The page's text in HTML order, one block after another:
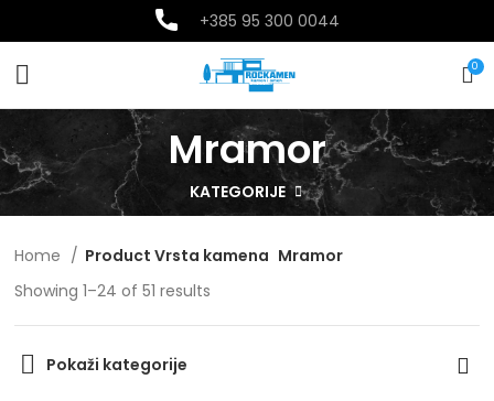
+385 95 300 0044
0
Mramor
KATEGORIJE
Home Product Vrsta kamena Mramor
Showing 1–24 of 51 results
Pokaži kategorije